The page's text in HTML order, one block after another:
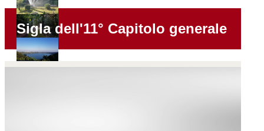
Sigla dell'11° Capitolo generale